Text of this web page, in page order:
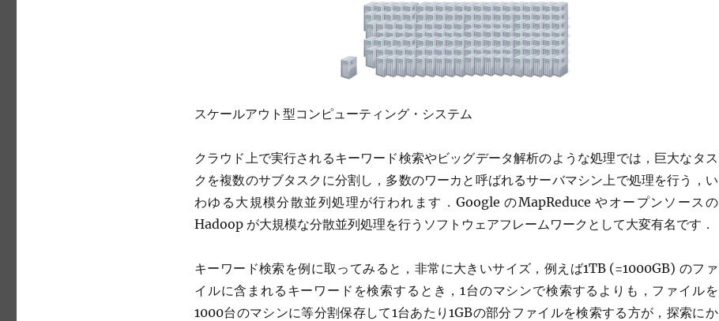
スケールアウト型コンピューティング・システム
クラウド上で実行されるキーワード検索やビッグデータ解析のような処理では，巨大なタス
クを複数のサブタスクに分割し，多数のワーカと呼ばれるサーバマシン上で処理を行う，い
わゆる大規模分散並列処理が行われます．Google のMapReduce やオープンソースの
Hadoop が大規模な分散並列処理を行うソフトウェアフレームワークとして大変有名です．
キーワード検索を例に取ってみると，非常に大きいサイズ，例えば1TB (=1000GB) のファ
イルに含まれるキーワードを検索するとき，1台のマシンで検索するよりも，ファイルを
1000台のマシンに等分割保存して1台あたり1GBの部分ファイルを検索する方が，探索にか